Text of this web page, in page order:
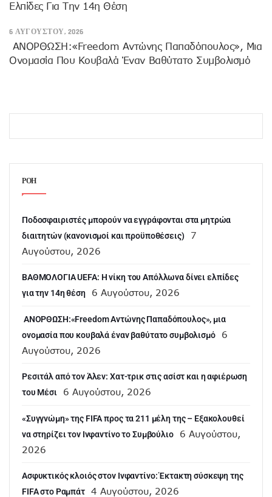
Ελπίδες Για Την 14η Θέση
6 ΑΥΓΟΎΣΤΟΥ, 2026
ANOΡΘΩΣΗ:«Freedom Αντώνης Παπαδόπουλος», Μια
Ονομασία Που Κουβαλά Έναν Βαθύτατο Συμβολισμό
ΡΟΗ
Ποδοσφαιριστές μπορούν να εγγράφονται στα μητρώα
διαιτητών (κανονισμοί και προϋποθέσεις)
7
Αυγούστου, 2026
ΒΑΘΜΟΛΟΓΙΑ UEFA: Η νίκη του Απόλλωνα δίνει ελπίδες
για την 14η θέση
6 Αυγούστου, 2026
ANOΡΘΩΣΗ:«Freedom Αντώνης Παπαδόπουλος», μια
ονομασία που κουβαλά έναν βαθύτατο συμβολισμό
6
Αυγούστου, 2026
Ρεσιτάλ από τον Άλεν: Χατ-τρικ στις ασίστ και η αφιέρωση
του Μέσι
6 Αυγούστου, 2026
«Συγγνώμη» της FIFA προς τα 211 μέλη της – Εξακολουθεί
να στηρίζει τον Ινφαντίνο το Συμβούλιο
6 Αυγούστου,
2026
Ασφυκτικός κλοιός στον Ινφαντίνο: Έκτακτη σύσκεψη της
FIFA στο Ραμπάτ
4 Αυγούστου, 2026